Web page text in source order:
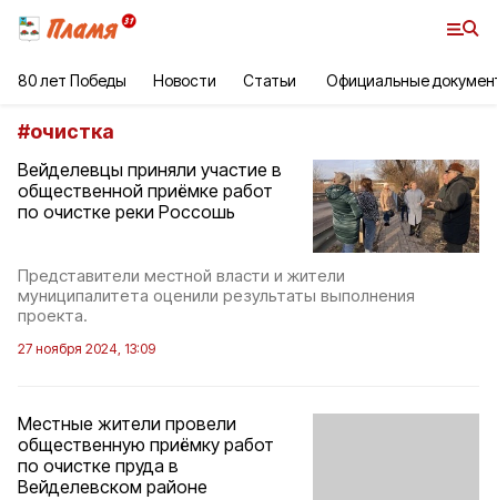
80 лет Победы Новости Статьи Официальные
#очистка
Вейделевцы приняли участие в
общественной приёмке работ
по очистке реки Россошь
Представители местной власти и жители
муниципалитета оценили результаты выполнения
проекта.
27 ноября 2024, 13:09
Местные жители провели
общественную приёмку работ
по очистке пруда в
Вейделевском районе